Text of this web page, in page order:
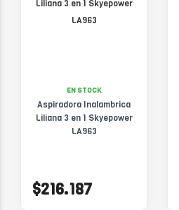
EN STOCK
Aspiradora Inalambrica
Liliana 3 en 1 Skyepower
LA963
$216.187